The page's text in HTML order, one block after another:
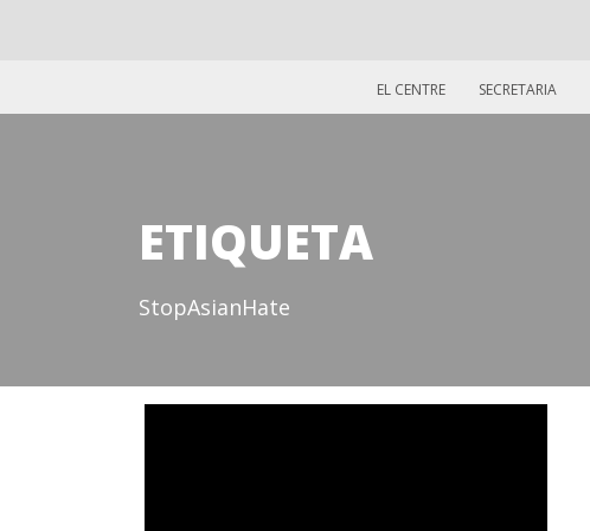
EL CENTRE SECRETARIA
ETIQUETA
StopAsianHate